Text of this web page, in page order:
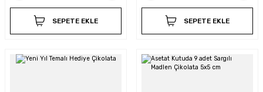
SEPETE EKLE SEPETE EKLE